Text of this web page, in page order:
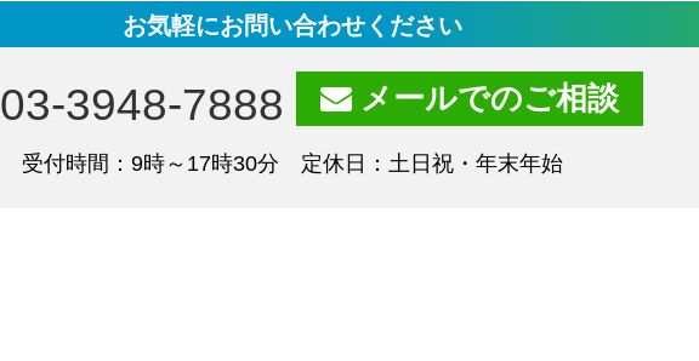
お気軽にお問い合わせください
03-3948-7888 メールでのご相談
受付時間：9時～17時30分 定休日：土日祝・年末年始